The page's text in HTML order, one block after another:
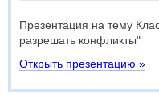
Презентация на тему
разрешать конфликты"
Открыть презентацию »